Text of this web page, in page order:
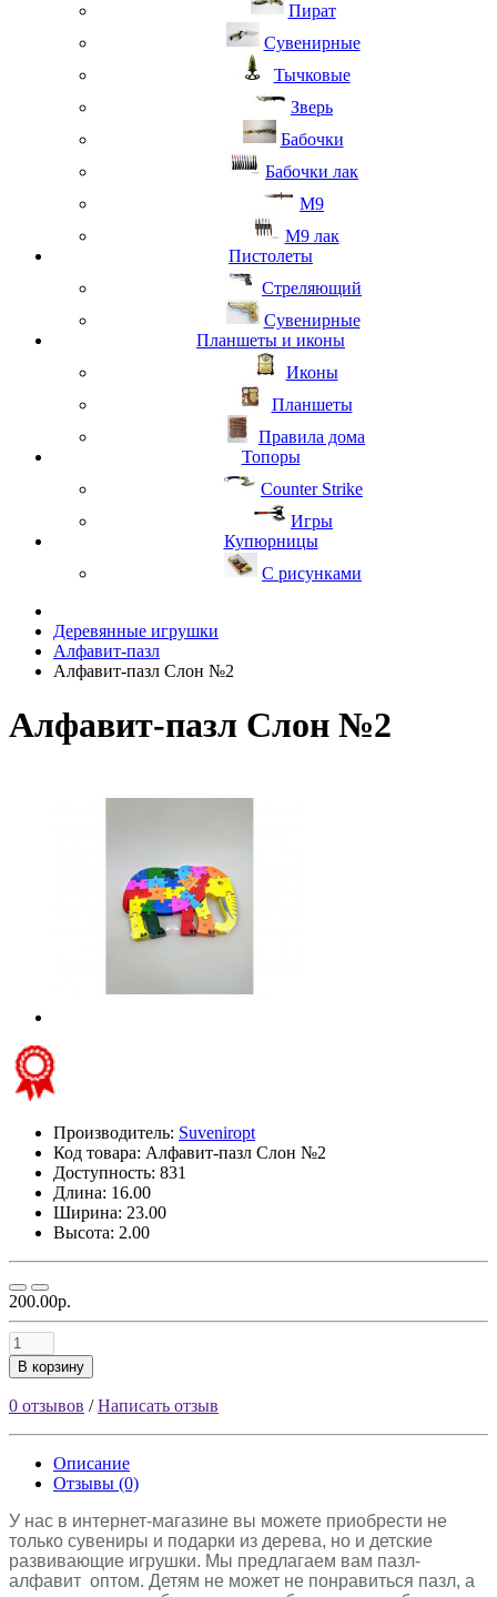
Пират
Сувенирные
Тычковые
Зверь
Бабочки
Бабочки лак
М9
M9 лак
Пистолеты
Стреляющий
Сувенирные
Планшеты и иконы
Иконы
Планшеты
Правила дома
Топоры
Counter Strike
Игры
Купюрницы
С рисунками
Деревянные игрушки
Алфавит-пазл
Алфавит-пазл Слон №2
Алфавит-пазл Слон №2
Производитель: Suveniropt
Код товара: Алфавит-пазл Слон №2
Доступность: 831
Длина: 16.00
Ширина: 23.00
Высота: 2.00
200.00р.
В корзину
0 отзывов /Написать отзыв
Описание
Отзывы (0)
У нас в интернет-магазине вы можете приобрести не
только сувениры и подарки из дерева, но и детские
развивающие игрушки. Мы предлагаем вам пазл-
алфавит оптом. Детям не может не понравиться пазл, а